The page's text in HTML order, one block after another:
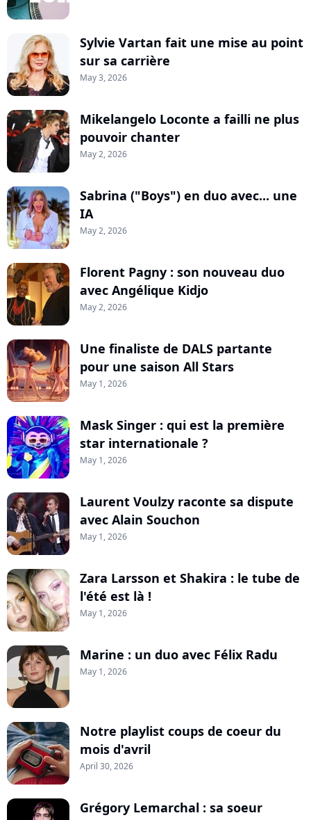
Sylvie Vartan fait une mise au point
sur sa carrière
May 3, 2026
Mikelangelo Loconte a failli ne plus
pouvoir chanter
May 2, 2026
Sabrina ("Boys") en duo avec... une
IA
May 2, 2026
Florent Pagny : son nouveau duo
avec Angélique Kidjo
May 2, 2026
Une finaliste de DALS partante
pour une saison All Stars
May 1, 2026
Mask Singer : qui est la première
star internationale ?
May 1, 2026
Laurent Voulzy raconte sa dispute
avec Alain Souchon
May 1, 2026
Zara Larsson et Shakira : le tube de
l'été est là !
May 1, 2026
Marine : un duo avec Félix Radu
May 1, 2026
Notre playlist coups de coeur du
mois d'avril
April 30, 2026
Grégory Lemarchal : sa soeur